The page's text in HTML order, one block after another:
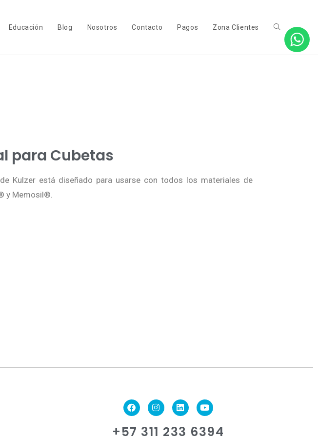
Educación Blog Nosotros Contacto Pagos Zona Clientes
para Cubetas
Kulzer está diseñado para usarse con todos los materiales de
y Memosil®.
+57 311 233 6394